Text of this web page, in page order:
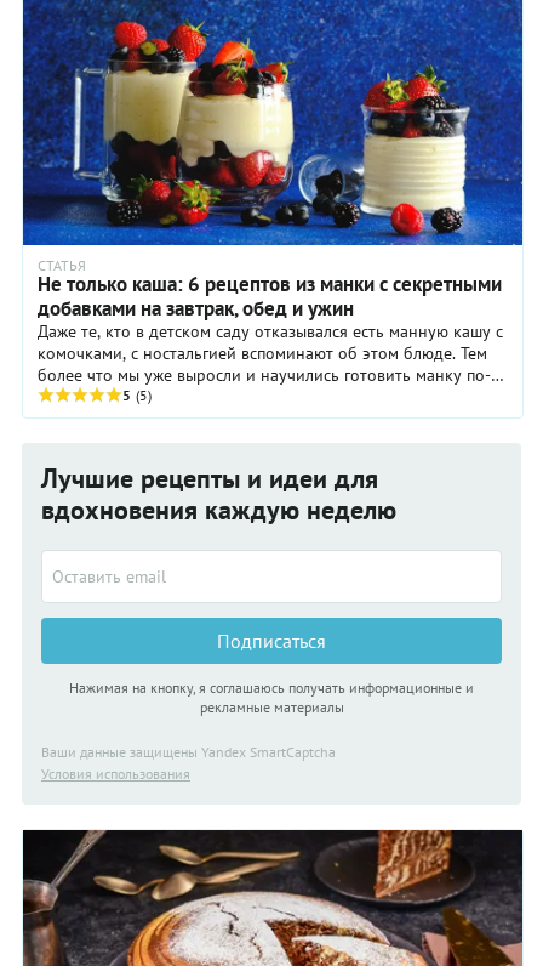
СТАТЬЯ
Не только каша: 6 рецептов из манки с секретными
добавками на завтрак, обед и ужин
Даже те, кто в детском саду отказывался есть манную кашу с
комочками, с ностальгией вспоминают об этом блюде. Тем
более что мы уже выросли и научились готовить манку по-
новому, без комочков, но с ...
5 (5)
Лучшие рецепты и идеи для
вдохновения каждую неделю
Подписаться
Нажимая на кнопку, я соглашаюсь получать информационные и
рекламные материалы
Ваши данные защищены Yandex SmartCaptcha
Условия использования